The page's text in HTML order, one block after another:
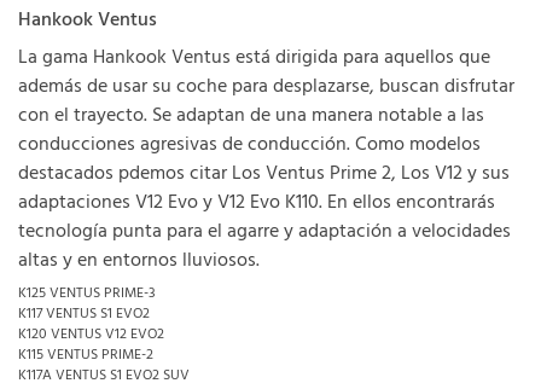
Hankook Ventus
La gama Hankook Ventus está dirigida para aquellos que
además de usar su coche para desplazarse, buscan disfrutar
con el trayecto. Se adaptan de una manera notable a las
conducciones agresivas de conducción. Como modelos
destacados pdemos citar Los Ventus Prime 2, Los V12 y sus
adaptaciones V12 Evo y V12 Evo K110. En ellos encontrarás
tecnología punta para el agarre y adaptación a velocidades
altas y en entornos lluviosos.
K125 VENTUS PRIME-3
K117 VENTUS S1 EVO2
K120 VENTUS V12 EVO2
K115 VENTUS PRIME-2
K117A VENTUS S1 EVO2 SUV